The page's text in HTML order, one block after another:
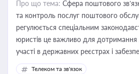
Про що тема: Сфера поштового
та контроль послуг поштового
регулюється спеціальним
юристів це важливо для дотримання
участі в державних реєстрах і
споживачів.
Телеком та зв'язок